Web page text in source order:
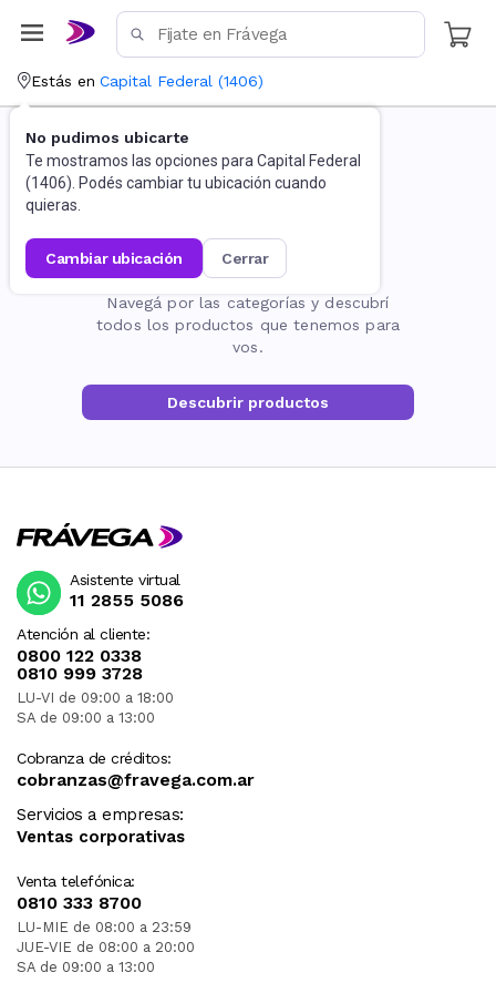
Estás en Capital Federal (1406)
No pudimos ubicarte
Te mostramos las opciones para Capital Federal
(1406). Podés cambiar tu ubicación cuando
quieras.
cambiar ubicación cerrar
La página no existe
Navegá por las categorías y descubrí
todos los productos que tenemos para
vos.
Descubrir productos
Atención al cliente:
0800 122 0338
0810 999 3728
LU-VI de 09:00 a 18:00
SA de 09:00 a 13:00
Cobranza de créditos:
cobranzas@fravega.com.ar
Servicios a empresas:
Ventas corporativas
Venta telefónica:
0810 333 8700
LU-MIE de 08:00 a 23:59
JUE-VIE de 08:00 a 20:00
SA de 09:00 a 13:00
Asistente virtual
11 2855 5086